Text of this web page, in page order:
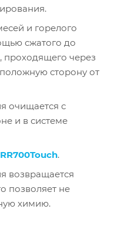
и горелого
сжатого до
проходящего через
сторону от
очищается с
и в системе
RR700Touch.
возвращается
позволяет не
химию.